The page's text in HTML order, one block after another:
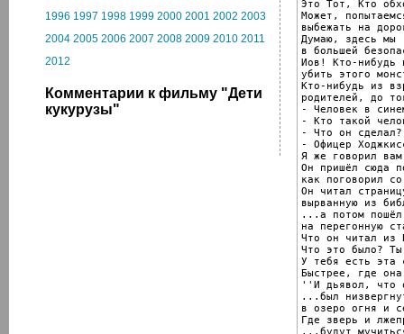
1996 1997 1998 1999 2000 2001 2002 2003
2004 2005 2006 2007 2008 2009 2010 2011
2012
Комментарии к фильму "Дети
кукурузы"
Это Тот, Кто
Может,
выбежать на
Думаю, здесь мы
в большей
Иов! Кто-нибудь
убить этого
Кто-нибудь из
родителей, до
- Человек в
- Кто такой
- Что он сделал?
- Офицер
Я же говорил
Он пришёл сюда
как поговорил
Он читал
вырванную из
...а потом пошёл
на перегонную
Что он читал из
Что это было? Ты
У тебя есть эта
Быстрее, где
''И дьявол, что
...был
в озеро огня и
Где зверь и
...будут